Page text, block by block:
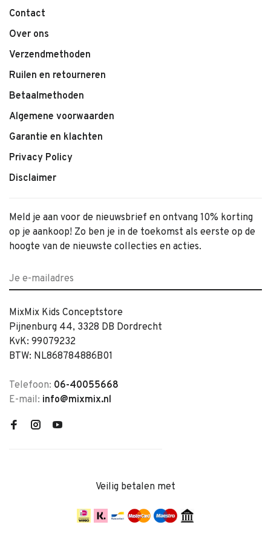
Contact
Over ons
Verzendmethoden
Ruilen en retourneren
Betaalmethoden
Algemene voorwaarden
Garantie en klachten
Privacy Policy
Disclaimer
Meld je aan voor de nieuwsbrief en ontvang 10% korting
op je aankoop! Zo ben je in de toekomst als eerste op de
hoogte van de nieuwste collecties en acties.
MixMix Kids Conceptstore
Pijnenburg 44, 3328 DB Dordrecht
KvK: 99079232
BTW: NL868784886B01
Telefoon: 06-40055668
E-mail: info@mixmix.nl
Veilig betalen met